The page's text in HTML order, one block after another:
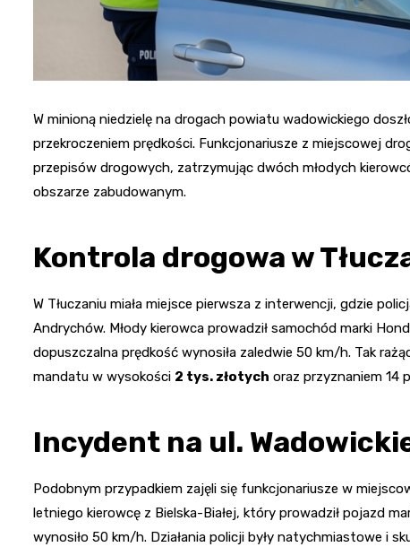
W minioną niedzielę na drogach powiatu wadowickiego
przekroczeniem prędkości. Funkcjonariusze z miejscowej
przepisów drogowych, zatrzymując dwóch młodych
obszarze zabudowanym.
Kontrola drogowa w
W Tłuczaniu miała miejsce pierwsza z interwencji, gdzie
Andrychów. Młody kierowca prowadził samochód marki
dopuszczalna prędkość wynosiła zaledwie 50 km/h. Tak
mandatu w wysokości 2 tys. złotych oraz przyznaniem 14
Incydent na ul.
Podobnym przypadkiem zajęli się funkcjonariusze w
letniego kierowcę z Bielska-Białej, który prowadził pojazd
wynosiło 50 km/h. Działania policji były natychmiastowe i